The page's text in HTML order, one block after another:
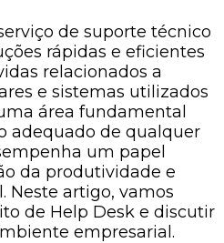
de suporte técnico
rápidas e eficientes
relacionados a
e sistemas utilizados
área fundamental
adequado de qualquer
um papel
da produtividade e
Neste artigo, vamos
de Help Desk e discutir
empresarial.